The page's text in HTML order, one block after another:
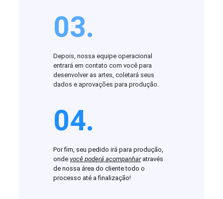
03.
Depois, nossa equipe operacional
entrará em contato com você para
desenvolver as artes, coletará seus
dados e aprovações para produção.
04.
Por fim, seu pedido irá para produção,
ondevocê poderá acompanharatravés
de nossa área do cliente todo o
processo até a finalização!